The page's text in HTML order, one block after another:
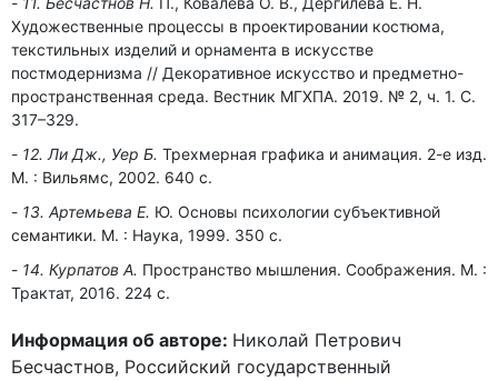
Художественные процессы в проектировании костюма,
текстильных изделий и орнамента в искусстве
постмодернизма // Декоративное искусство и предметно-
пространственная среда. Вестник МГХПА. 2019. № 2, ч. 1. С.
317–329.
12. Ли Дж., Уер Б. Трехмерная графика и анимация. 2-е изд.
М. : Вильямс, 2002. 640 с.
13. Артемьева Е. Ю. Основы психологии субъективной
семантики. М. : Наука, 1999. 350 с.
14. Курпатов А. Пространство мышления. Соображения. М. :
Трактат, 2016. 224 с.
Информация об авторе: Николай Петрович
Бесчастнов, Российский государственный